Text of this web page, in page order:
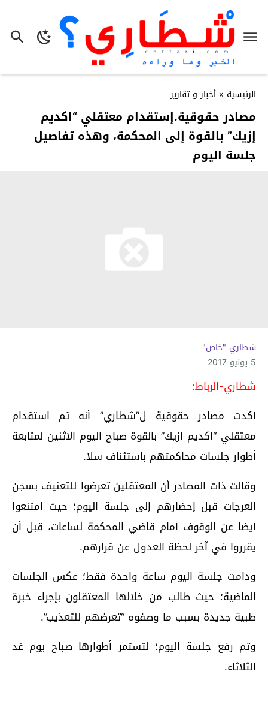
الرئيسية » أخبار و تقارير
مصادر حقوقية.إستقدام معتقلي “اكديم
إزيك” بالقوة إلى المحكمة، وهذه تفاصيل
جلسة اليوم
شطاري "خاص"
5 يونيو 2017
شطاري-الرباط:
أكدت مصادر حقوقية ل”شطاري” أنه تم استقدام
معتقلي “اكديم ازيك” بالقوة صباح اليوم الاثنين لمتابعة
أطوار جلسات محاكمتهم باستئناف سلا.
وقالت ذات المصادر أن المعتقلين تعرضوا للتعنيف بسجن
العرجات قبل إحضارهم إلى جلسة اليوم؛ حيث امتنعوا
أيضا عن الوقوف أمام قاضي المحكمة لساعات، قبل أن
يقرروا في آخر لحظة العدول عن قرارهم.
ودامت جلسة اليوم ساعة واحدة فقط؛ عكس الجلسات
الماضية؛ حيث طالب من خلالها المعتقلون بإجراء خبرة
طبية جديدة بسبب ما وصفوه “تعرضهم للتعذيب”.
وتم رفع جلسة اليوم؛ لتستمر أطوارها صباح يوم غد
الثلاثاء.